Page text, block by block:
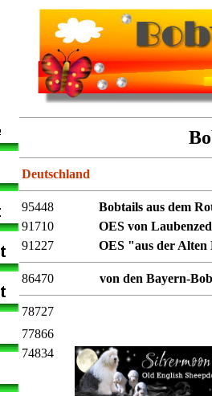
Deutschland
95448
Bobtails aus dem
91710
OES von
91227
OES "aus der
86470 von den Bayern-
78727
77866
74834